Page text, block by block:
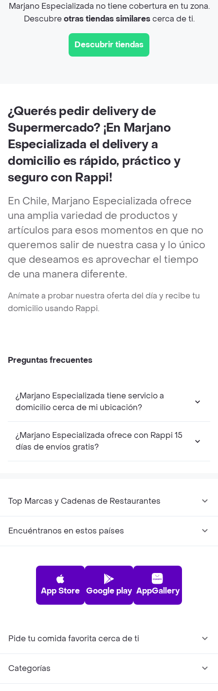
Marjano Especializada no tiene cobertura en tu zona.
Descubreotras tiendas similarescerca de ti.
Descubrir tiendas
¿Querés pedir delivery de
Supermercado? ¡En Marjano
Especializada el delivery a
domicilio es rápido, práctico y
seguro con Rappi!
En Chile, Marjano Especializada ofrece
una amplia variedad de productos y
artículos para esos momentos en que no
queremos salir de nuestra casa y lo único
que deseamos es aprovechar el tiempo
de una manera diferente.
Anímate a probar nuestra oferta del día y recibe tu
domicilio usando Rappi.
Preguntas frecuentes
¿Marjano Especializada tiene servicio a
domicilio cerca de mi ubicación?
¿Marjano Especializada ofrece con Rappi 15
días de envíos gratis?
Top Marcas y Cadenas de Restaurantes
Encuéntranos en estos países
App Store Google play AppGallery
Pide tu comida favorita cerca de ti
Categorías